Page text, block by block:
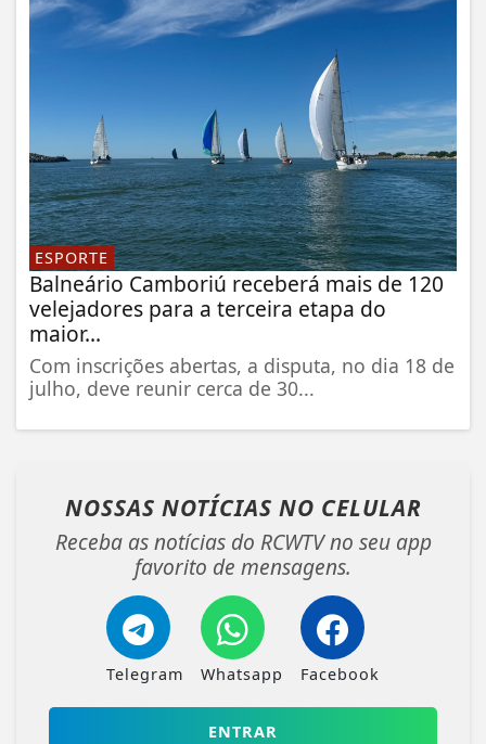
ESPORTE
Balneário Camboriú receberá mais de 120
velejadores para a terceira etapa do
maior...
Com inscrições abertas, a disputa, no dia 18 de
julho, deve reunir cerca de 30...
NOSSAS NOTÍCIAS NO CELULAR
Receba as notícias do RCWTV no seu app
favorito de mensagens.
Telegram Whatsapp Facebook
ENTRAR